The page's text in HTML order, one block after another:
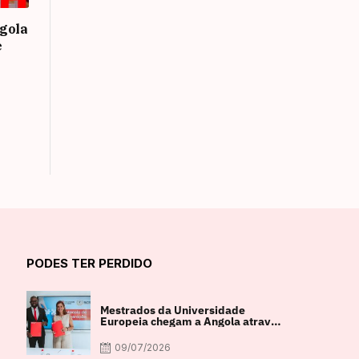
PODES TER PERDIDO
Mestrados da Universidade
Europeia chegam a Angola através
de parceria com a FACUL
09/07/2026